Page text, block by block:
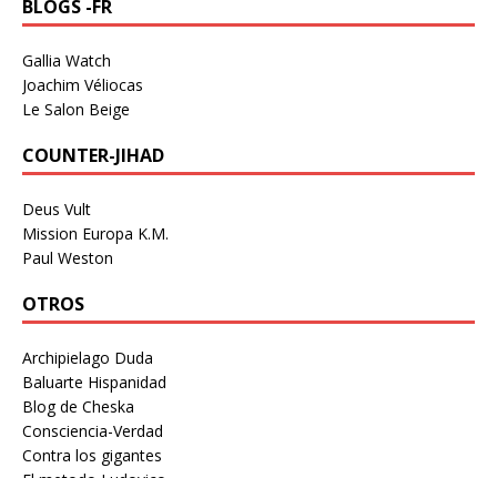
BLOGS -FR
Gallia Watch
Joachim Véliocas
Le Salon Beige
COUNTER-JIHAD
Deus Vult
Mission Europa K.M.
Paul Weston
OTROS
Archipielago Duda
Baluarte Hispanidad
Blog de Cheska
Consciencia-Verdad
Contra los gigantes